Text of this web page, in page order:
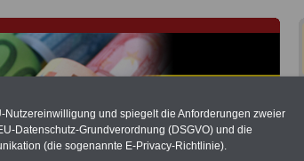
(zu geringe Alimentation)
und spiegelt die Anforderungen zweier
Datenschutz-Grundverordnung (DSGVO) und die
(die sogenannte E-Privacy-Richtlinie).